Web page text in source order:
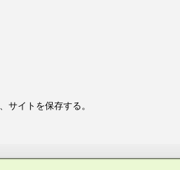
サイトを保存する。